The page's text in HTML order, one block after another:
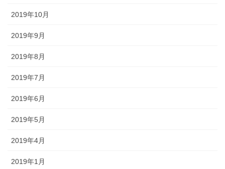
2019年10月
2019年9月
2019年8月
2019年7月
2019年6月
2019年5月
2019年4月
2019年1月